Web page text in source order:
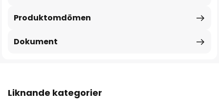
Produktomdömen
Dokument
Liknande kategorier